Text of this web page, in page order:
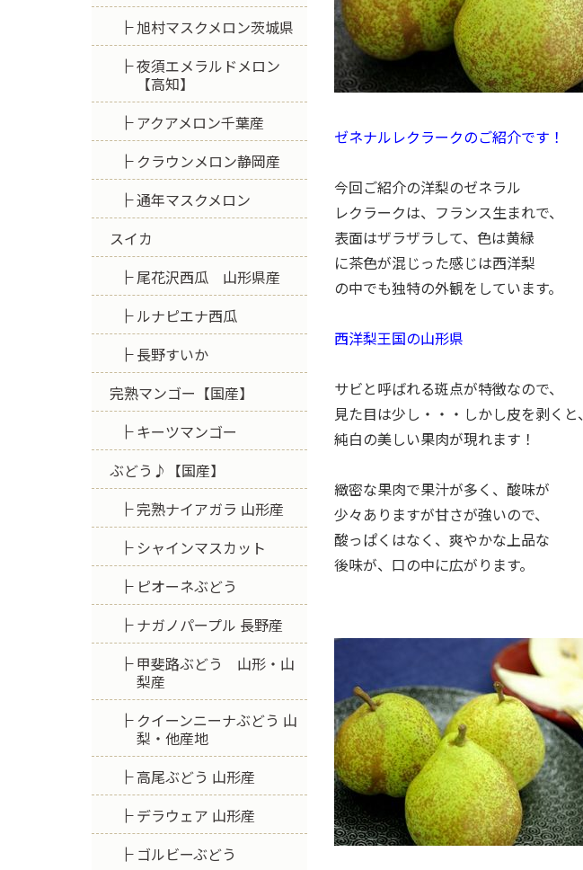
ゼネナルレクラークのご紹介です！
今回ご紹介の洋梨のゼネラル
レクラークは、フランス生まれで、
表面はザラザラして、色は黄緑
に茶色が混じった感じは西洋梨
の中でも独特の外観をしています。
西洋梨王国の山形県
サビと呼ばれる斑点が特徴なので、
見た目は少し・・・しかし皮を剥くと、
純白の美しい果肉が現れます！
緻密な果肉で果汁が多く、酸味が
少々ありますが甘さが強いので、
酸っぱくはなく、爽やかな上品な
後味が、口の中に広がります。
旭村マスクメロン茨城県
夜須エメラルドメロン
【高知】
アクアメロン千葉産
クラウンメロン静岡産
通年マスクメロン
スイカ
尾花沢西瓜 山形県産
ルナピエナ西瓜
長野すいか
完熟マンゴー【国産】
キーツマンゴー
ぶどう♪【国産】
完熟ナイアガラ 山形産
シャインマスカット
ピオーネぶどう
ナガノパープル 長野産
甲斐路ぶどう 山形・山
梨産
クイーンニーナぶどう 山
梨・他産地
高尾ぶどう 山形産
デラウェア 山形産
ゴルビーぶどう